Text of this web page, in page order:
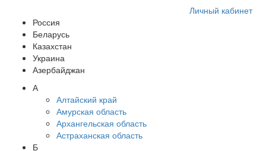
Личный кабинет
Россия
Беларусь
Казахстан
Украина
Азербайджан
А
Алтайский край
Амурская область
Архангельская область
Астраханская область
Б